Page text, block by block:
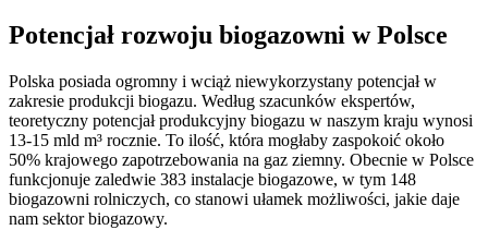
Potencjał rozwoju biogazowni w Polsce
Polska posiada ogromny i wciąż niewykorzystany potencjał w
zakresie produkcji biogazu. Według szacunków ekspertów,
teoretyczny potencjał produkcyjny biogazu w naszym kraju wynosi
13-15 mld m³ rocznie. To ilość, która mogłaby zaspokoić około
50% krajowego zapotrzebowania na gaz ziemny. Obecnie w Polsce
funkcjonuje zaledwie 383 instalacje biogazowe, w tym 148
biogazowni rolniczych, co stanowi ułamek możliwości, jakie daje
nam sektor biogazowy.